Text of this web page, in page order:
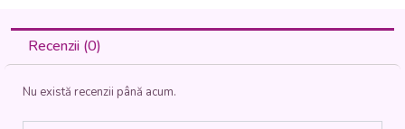
OREZ
Recenzii (0)
Nu există recenzii până acum.